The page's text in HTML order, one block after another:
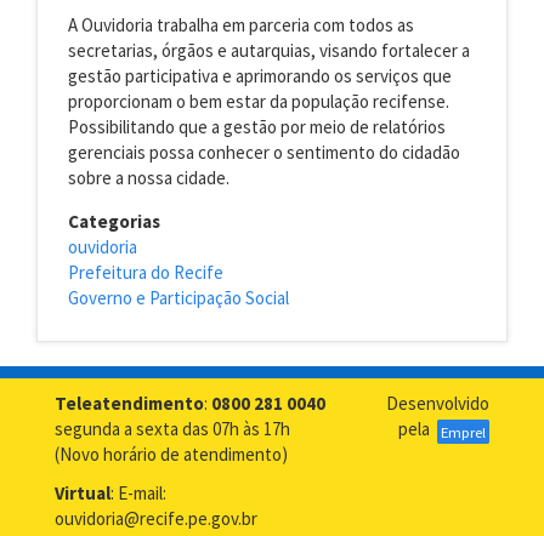
A Ouvidoria trabalha em parceria com todos as
secretarias, órgãos e autarquias, visando fortalecer a
gestão participativa e aprimorando os serviços que
proporcionam o bem estar da população recifense.
Possibilitando que a gestão por meio de relatórios
gerenciais possa conhecer o sentimento do cidadão
sobre a nossa cidade.
Categorias
ouvidoria
Prefeitura do Recife
Governo e Participação Social
Teleatendimento: 0800 281 0040
segunda a sexta das 07h às 17h
(Novo horário de atendimento)
Virtual: E-mail:
ouvidoria@recife.pe.gov.br
Desenvolvido
pela
Emprel